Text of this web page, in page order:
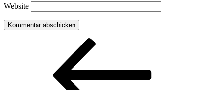
Website
Beitragsnavigation